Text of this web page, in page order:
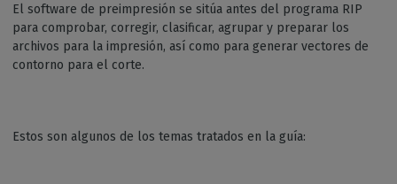
El software de preimpresión se sitúa antes del programa RIP
para comprobar, corregir, clasificar, agrupar y preparar los
archivos para la impresión, así como para generar vectores de
contorno para el corte.
Estos son algunos de los temas tratados en la guía: